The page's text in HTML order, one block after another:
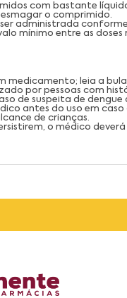
com bastante
o comprimido.
administrada
mínimo entre as
medicamento; leia a
por pessoas com
de suspeita de
antes do uso em
de crianças.
o médico